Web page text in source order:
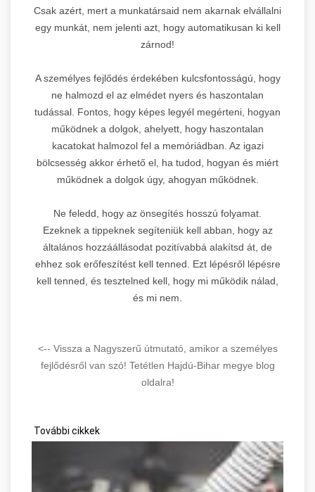
Csak azért, mert a munkatársaid nem akarnak elvállalni
egy munkát, nem jelenti azt, hogy automatikusan ki kell
zárnod!
A személyes fejlődés érdekében kulcsfontosságú, hogy
ne halmozd el az elmédet nyers és haszontalan
tudással. Fontos, hogy képes legyél megérteni, hogyan
működnek a dolgok, ahelyett, hogy haszontalan
kacatokat halmozol fel a memóriádban. Az igazi
bölcsesség akkor érhető el, ha tudod, hogyan és miért
működnek a dolgok úgy, ahogyan működnek.
Ne feledd, hogy az önsegítés hosszú folyamat.
Ezeknek a tippeknek segíteniük kell abban, hogy az
általános hozzáállásodat pozitívabbá alakítsd át, de
ehhez sok erőfeszítést kell tenned. Ezt lépésről lépésre
kell tenned, és tesztelned kell, hogy mi működik nálad,
és mi nem.
<-- Vissza a Nagyszerű útmutató, amikor a személyes
fejlődésről van szó! Tetétlen Hajdú-Bihar megye blog
oldalra!
További cikkek